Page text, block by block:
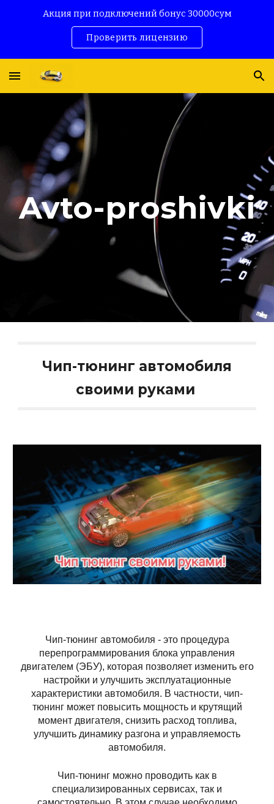
Акция при подключений бонус 30000сум
Проверить лицензию
Avto-proshivki
Чип-тюнинг автомобиля
своими руками
Чип-тюнинг автомобиля - это процедура
перепрограммирования блока управления
двигателем (ЭБУ), которая позволяет изменить его
настройки и улучшить эксплуатационные
характеристики автомобиля. В частности, чип-
тюнинг может повысить мощность и крутящий
момент двигателя, снизить расход топлива,
улучшить динамику разгона и управляемость
автомобиля.
Чип-тюнинг можно проводить как в
специализированных сервисах, так и